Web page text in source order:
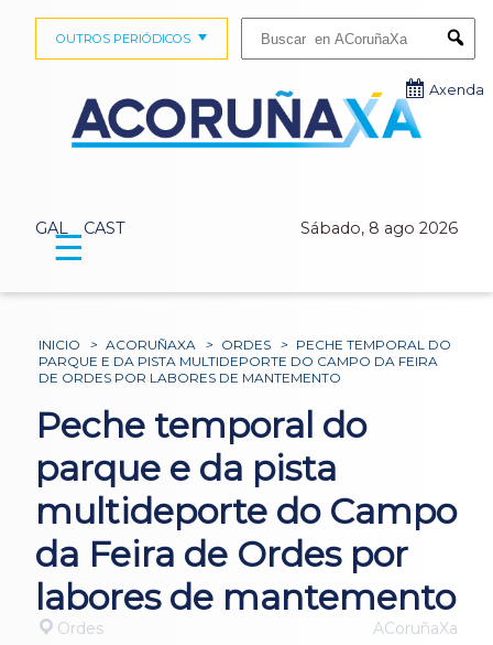
GAL CAST Sábado, 8 ago 2026
OUTROS PERIÓDICOS
Axenda
☰
INICIO > ACORUÑAXA > ORDES > PECHE TEMPORAL DO
PARQUE E DA PISTA MULTIDEPORTE DO CAMPO DA FEIRA
DE ORDES POR LABORES DE MANTEMENTO
Peche temporal do
parque e da pista
multideporte do Campo
da Feira de Ordes por
labores de mantemento
Ordes ACoruñaXa